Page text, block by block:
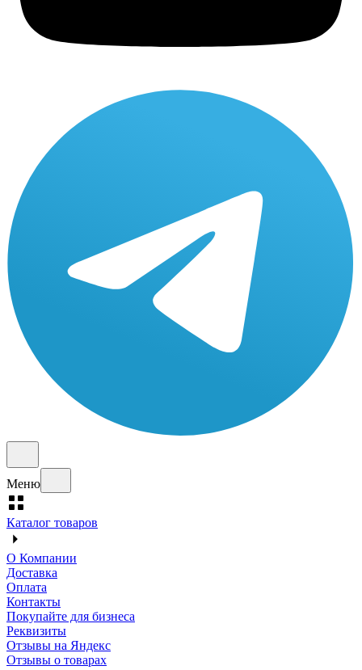
Меню
Каталог товаров
О Компании
Доставка
Оплата
Контакты
Покупайте для бизнеса
Реквизиты
Отзывы на Яндекс
Отзывы о товарах